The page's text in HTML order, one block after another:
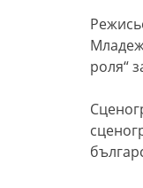
роля“